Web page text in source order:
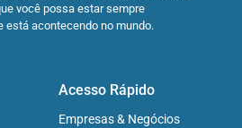
você possa estar sempre
está acontecendo no mundo.
Acesso Rápido
Empresas & Negócios